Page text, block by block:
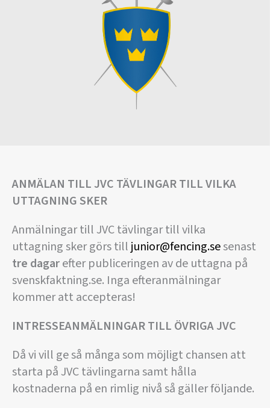
ANMÄLAN TILL JVC TÄVLINGAR TILL VILKA
UTTAGNING SKER
Anmälningar till JVC tävlingar till vilka
uttagning sker görs till junior@fencing.sesenast
tre dagarefter publiceringen av de uttagna på
svenskfaktning.se. Inga efteranmälningar
kommer att accepteras!
INTRESSEANMÄLNINGAR TILL ÖVRIGA JVC
Då vi vill ge så många som möjligt chansen att
starta på JVC tävlingarna samt hålla
kostnaderna på en rimlig nivå så gäller följande.